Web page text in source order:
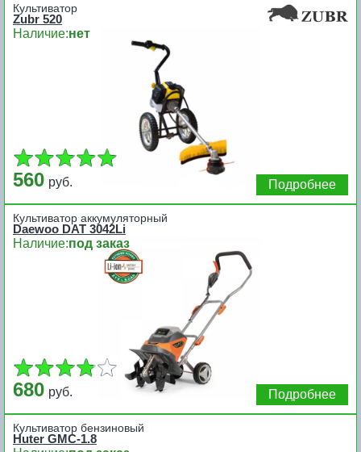
Культиватор
Zubr 520
Наличие:нет
560 руб. Подробнее
Культиватор аккумуляторный
Daewoo DAT 3042Li
Наличие:под заказ
680 руб. Подробнее
Культиватор бензиновый
Huter GMC-1.8